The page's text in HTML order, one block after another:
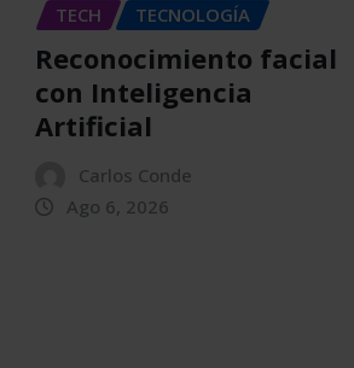
TECH
TECNOLOGÍA
Reconocimiento facial
con Inteligencia
Artificial
Carlos Conde
Ago 6, 2026